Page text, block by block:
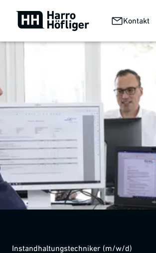
Stellenangebote
Kontakt
Instandhaltungstechniker (m/w/d)